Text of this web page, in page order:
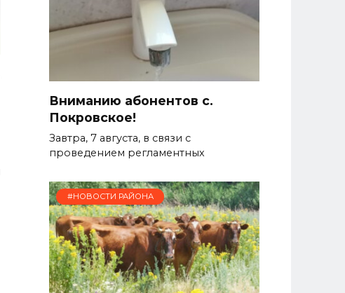
Вниманию абонентов с.
Покровское!
Завтра, 7 августа, в связи с
проведением регламентных
#НОВОСТИ РАЙОНА